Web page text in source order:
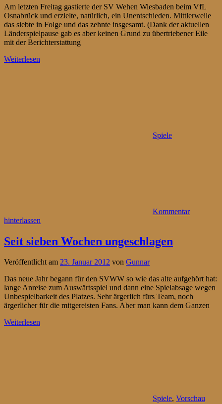
Am letzten Freitag gastierte der SV Wehen Wiesbaden beim VfL
Osnabrück und erzielte, natürlich, ein Unentschieden. Mittlerweile
das siebte in Folge und das zehnte insgesamt. (Dank der aktuellen
Länderspielpause gab es aber keinen Grund zu übertriebener Eile
mit der Berichterstattung
Weiterlesen
Spiele
Kommentar
hinterlassen
Seit sieben Wochen ungeschlagen
Veröffentlicht am 23. Januar 2012 von Gunnar
Das neue Jahr begann für den SVWW so wie das alte aufgehört hat:
lange Anreise zum Auswärtsspiel und dann eine Spielabsage wegen
Unbespielbarkeit des Platzes. Sehr ärgerlich fürs Team, noch
ärgerlicher für die mitgereisten Fans. Aber man kann dem Ganzen
Weiterlesen
Spiele, Vorschau